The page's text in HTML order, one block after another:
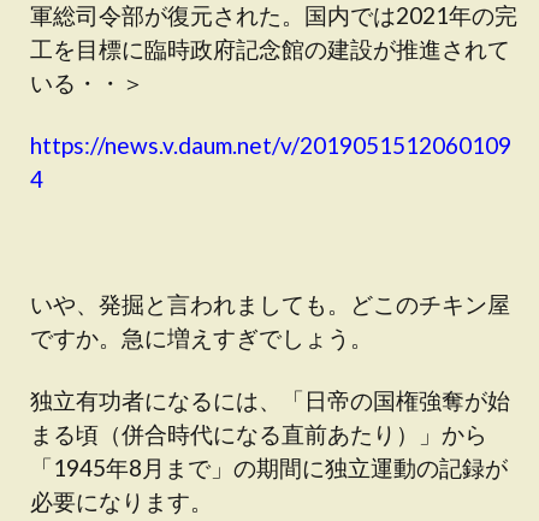
軍総司令部が復元された。国内では2021年の完
工を目標に臨時政府記念館の建設が推進されて
いる・・＞
https://news.v.daum.net/v/2019051512060109
4
いや、発掘と言われましても。どこのチキン屋
ですか。急に増えすぎでしょう。
独立有功者になるには、「日帝の国権強奪が始
まる頃（併合時代になる直前あたり）」から
「1945年8月まで」の期間に独立運動の記録が
必要になります。